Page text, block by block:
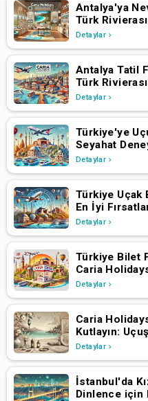
Antalya'ya
Türk
Detaylar
Antalya Tatil
Türk
Detaylar
Türkiye'ye
Seyahat
Detaylar
Türkiye Uçak
En İyi
Detaylar
Türkiye Bilet
Caria
Detaylar
Caria
Kutlayın:
Oteller ve
Detaylar
İstanbul'da
Dinlence için